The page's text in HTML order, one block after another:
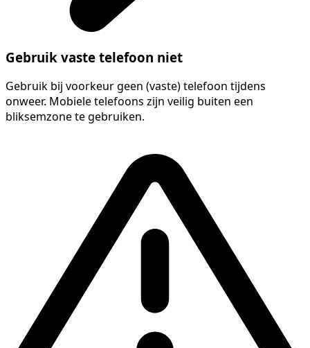
Gebruik vaste telefoon niet
Gebruik bij voorkeur geen (vaste) telefoon tijdens
onweer. Mobiele telefoons zijn veilig buiten een
bliksemzone te gebruiken.